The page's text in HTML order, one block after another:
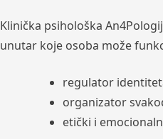
Klinička psihološka
unutar koje osoba može
regulator
organizator
etički i